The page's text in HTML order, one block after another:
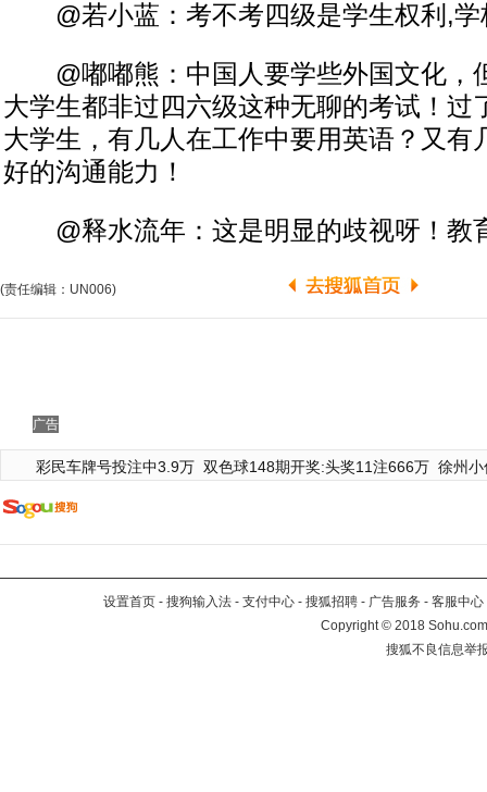
@若小蓝：考不考四级是学生权利,学
@嘟嘟熊：中国人要学些外国文化，
大学生都非过四六级这种无聊的考试！过
大学生，有几人在工作中要用英语？又有
好的沟通能力！
@释水流年：这是明显的歧视呀！教
(责任编辑：UN006)
广告
彩民车牌号投注中3.9万 双色球148期开奖:头奖11注666万 徐州
设置首页 - 搜狗输入法 - 支付中心 - 搜狐招聘 - 广告服务 - 客服中心
Copyright©2018
搜狐不良信息举